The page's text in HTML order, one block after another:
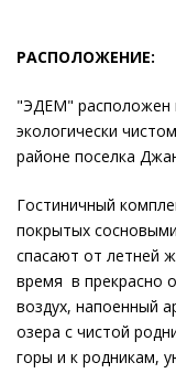
РАСПОЛОЖЕНИЕ:
"ЭДЕМ" расположен
экологически
районе поселка
Гостиничный
покрытых
спасают от летней
время в прекрасно
воздух, напоенный
озера с чистой
горы и к родникам,